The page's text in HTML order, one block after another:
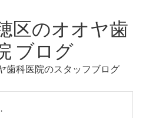
区のオオヤ歯
ブログ
歯科医院のスタッフブログ